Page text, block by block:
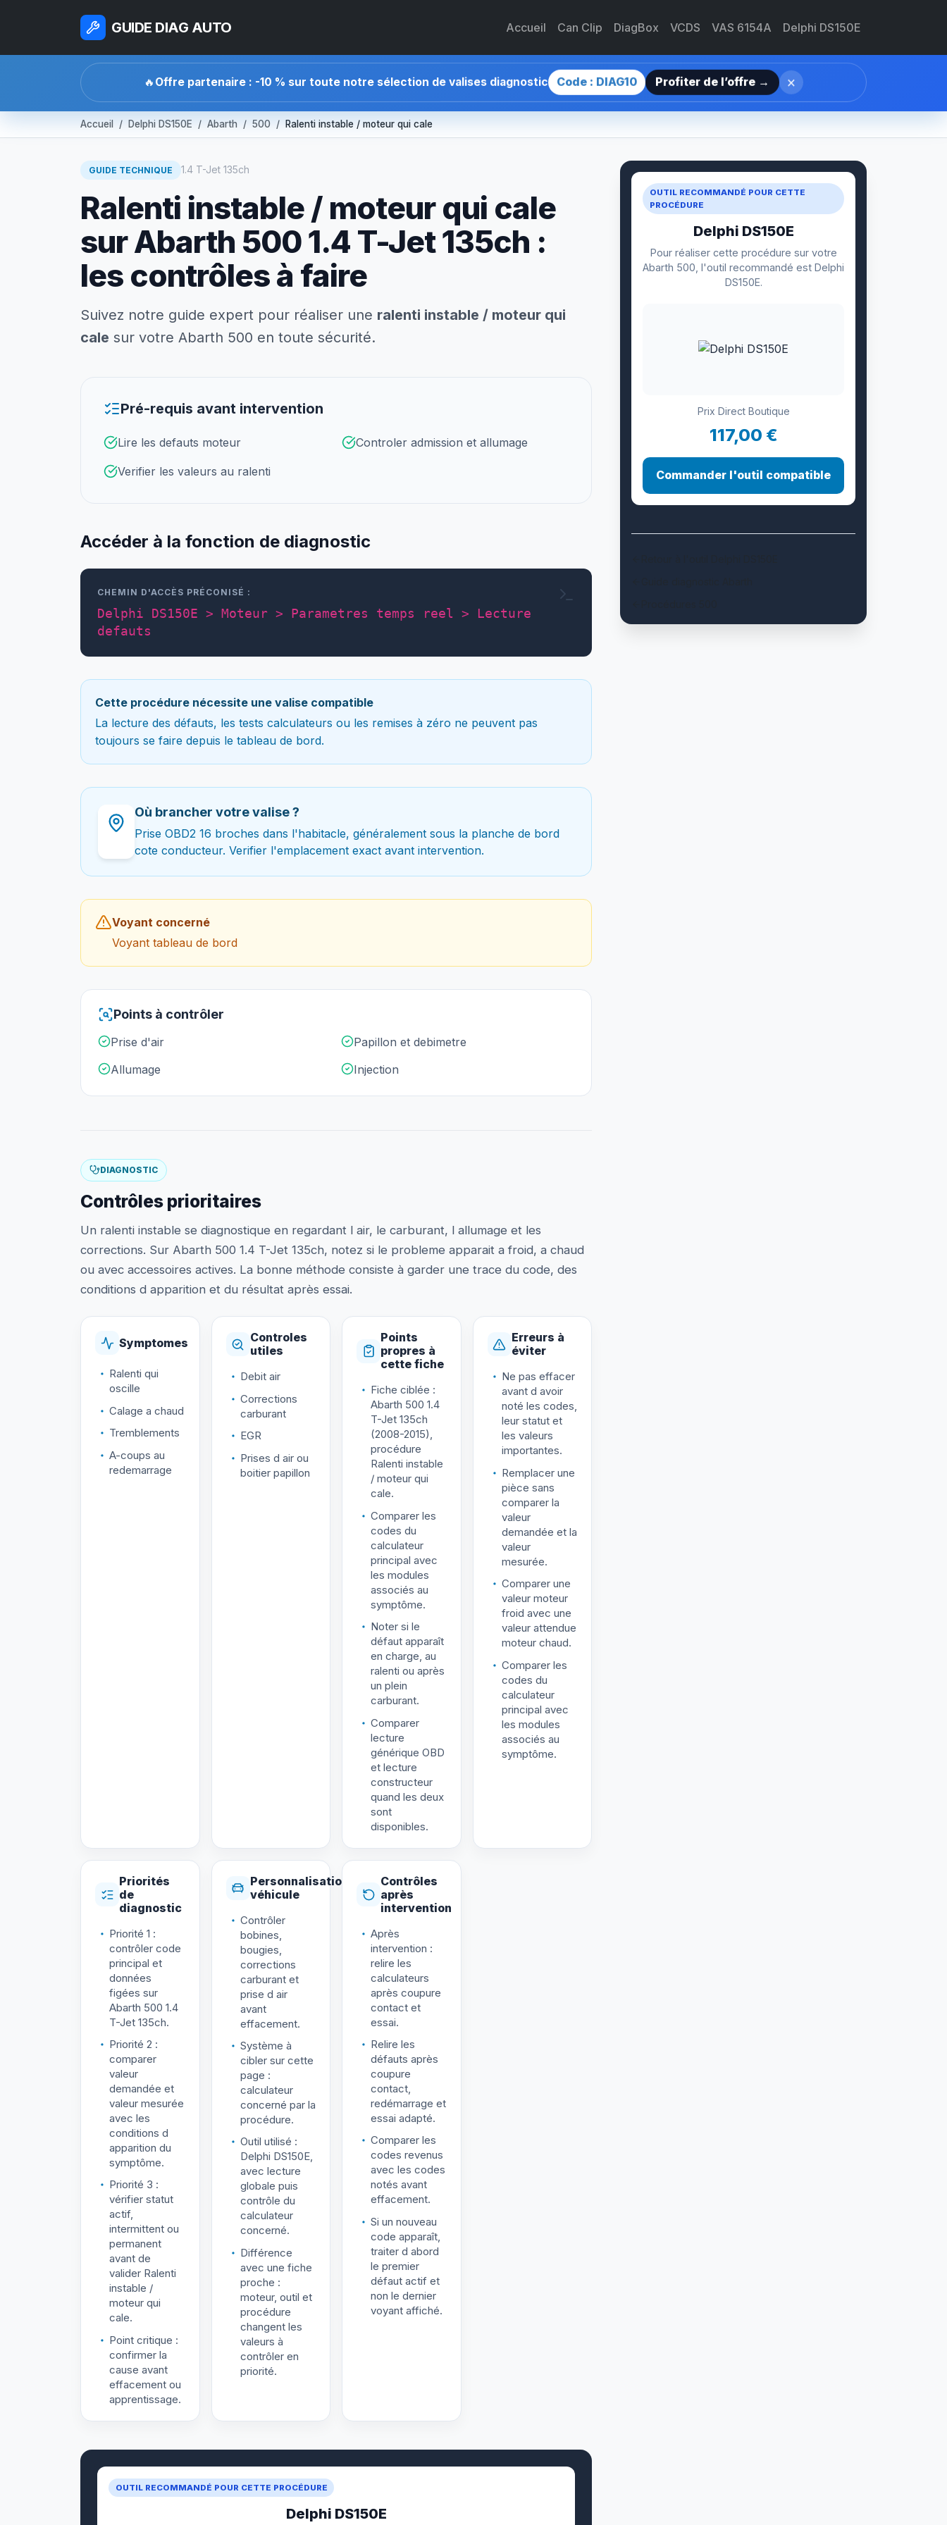
GUIDE DIAG AUTO Accueil Can Clip DiagBox VCDS VAS 6154A Delphi DS150E
🔥 Offre partenaire : -10 % sur toute notre sélection de valises diagnostic Code : DIAG10 Profiter de l’offre → ×
Accueil Delphi DS150E Abarth 500 Ralenti instable / moteur qui cale
GUIDE TECHNIQUE 1.4 T-Jet 135ch
Ralenti instable / moteur qui cale
sur Abarth 500 1.4 T-Jet 135ch :
les contrôles à faire
Suivez notre guide expert pour réaliser une ralenti instable / moteur qui
cale sur votre Abarth 500 en toute sécurité.
Pré-requis avant intervention
Lire les defauts moteur Controler admission et allumage
Verifier les valeurs au ralenti
Accéder à la fonction de diagnostic
CHEMIN D'ACCÈS PRÉCONISÉ :
Delphi DS150E > Moteur > Parametres temps reel > Lecture
defauts
Cette procédure nécessite une valise compatible
La lecture des défauts, les tests calculateurs ou les remises à zéro ne peuvent pas
toujours se faire depuis le tableau de bord.
Où brancher votre valise ?
Prise OBD2 16 broches dans l'habitacle, généralement sous la planche de bord
cote conducteur. Verifier l'emplacement exact avant intervention.
Voyant concerné
Voyant tableau de bord
Points à contrôler
Prise d'air
Papillon et debimetre
Allumage
Injection
DIAGNOSTIC
Contrôles prioritaires
Un ralenti instable se diagnostique en regardant l air, le carburant, l allumage et les
corrections. Sur Abarth 500 1.4 T-Jet 135ch, notez si le probleme apparait a froid, a chaud
ou avec accessoires actives. La bonne méthode consiste à garder une trace du code, des
conditions d apparition et du résultat après essai.
Symptomes
Ralenti qui
oscille
Calage a chaud
Tremblements
A-coups au
redemarrage
Controles
utiles
Debit air
Corrections
carburant
EGR
Prises d air ou
boitier papillon
Points
propres à
cette fiche
Fiche ciblée :
Abarth 500 1.4
T-Jet 135ch
(2008-2015),
procédure
Ralenti instable
/ moteur qui
cale.
Comparer les
codes du
calculateur
principal avec
les modules
associés au
symptôme.
Noter si le
défaut apparaît
en charge, au
ralenti ou après
un plein
carburant.
Comparer
lecture
générique OBD
et lecture
constructeur
quand les deux
sont
disponibles.
Erreurs à
éviter
Ne pas effacer
avant d avoir
noté les codes,
leur statut et
les valeurs
importantes.
Remplacer une
pièce sans
comparer la
valeur
demandée et la
valeur
mesurée.
Comparer une
valeur moteur
froid avec une
valeur attendue
moteur chaud.
Comparer les
codes du
calculateur
principal avec
les modules
associés au
symptôme.
Priorités
de
diagnostic
Priorité 1 :
contrôler code
principal et
données
figées sur
Abarth 500 1.4
T-Jet 135ch.
Priorité 2 :
comparer
valeur
demandée et
valeur mesurée
avec les
conditions d
apparition du
symptôme.
Priorité 3 :
vérifier statut
actif,
intermittent ou
permanent
avant de
valider Ralenti
instable /
moteur qui
cale.
Point critique :
confirmer la
cause avant
effacement ou
apprentissage.
Personnalisation
véhicule
Contrôler
bobines,
bougies,
corrections
carburant et
prise d air
avant
effacement.
Système à
cibler sur cette
page :
calculateur
concerné par la
procédure.
Outil utilisé :
Delphi DS150E,
avec lecture
globale puis
contrôle du
calculateur
concerné.
Différence
avec une fiche
proche :
moteur, outil et
procédure
changent les
valeurs à
contrôler en
priorité.
Contrôles
après
intervention
Après
intervention :
relire les
calculateurs
après coupure
contact et
essai.
Relire les
défauts après
coupure
contact,
redémarrage et
essai adapté.
Comparer les
codes revenus
avec les codes
notés avant
effacement.
Si un nouveau
code apparaît,
traiter d abord
le premier
défaut actif et
non le dernier
voyant affiché.
OUTIL RECOMMANDÉ POUR CETTE PROCÉDURE
Delphi DS150E
OUTIL RECOMMANDÉ POUR CETTE
PROCÉDURE
Delphi DS150E
Pour réaliser cette procédure sur votre
Abarth 500, l'outil recommandé est Delphi
DS150E.
Prix Direct Boutique
117,00 €
Commander l'outil compatible